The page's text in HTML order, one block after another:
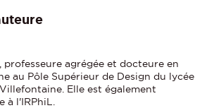
, professeure agrégée et docteure en
au Pôle Supérieur de Design du lycée
Elle est également
à l'IRPhiL.